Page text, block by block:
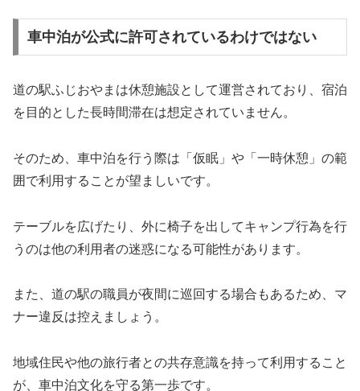
車中泊が公式に許可されているわけではない
道の駅ふじおやまは休憩施設として運営されており、宿泊
を目的とした長時間滞在は想定されていません。
そのため、車中泊を行う際は「仮眠」や「一時休憩」の範
囲で利用することが望ましいです。
テーブルを広げたり、外に椅子を出してキャンプ行為を行
うのは他の利用者の迷惑になる可能性があります。
また、道の駅の職員が夜間に巡回する場合もあるため、マ
ナー違反は控えましょう。
地域住民や他の旅行者との共存意識を持って利用すること
が、車中泊文化を守る第一歩です。